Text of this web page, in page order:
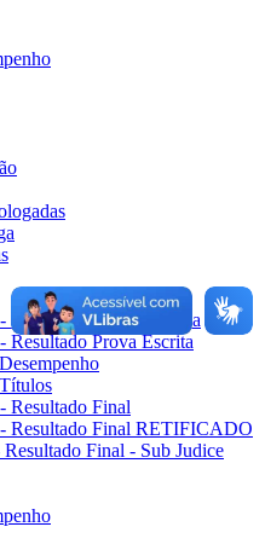
Questões Prova Objetiva
Resultado Prova Escrita
Resultado Final
- Resultado Final RETIFICADO
Resultado Final - Sub Judice